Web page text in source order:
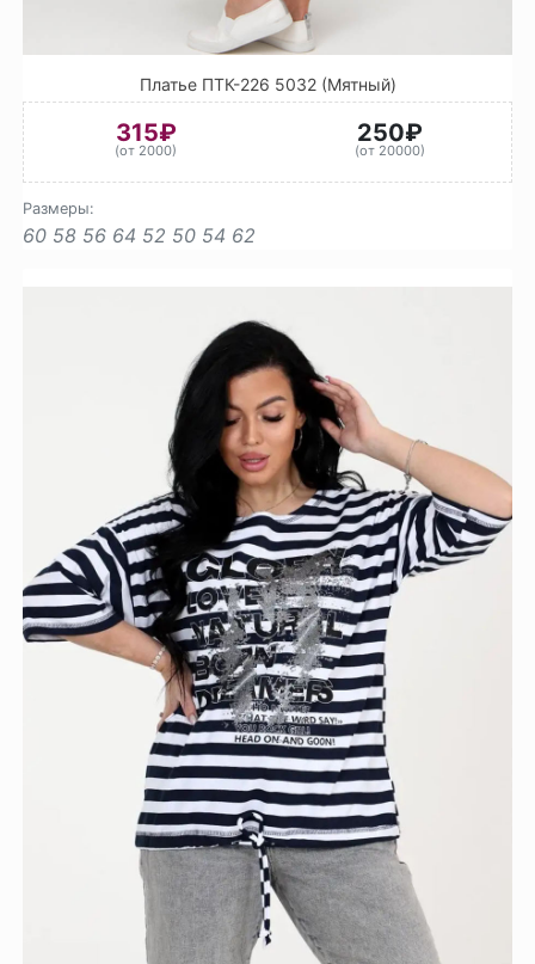
Платье ПТК-226 5032 (Мятный)
315₽
(от 2000)
250₽
(от 20000)
Размеры:
60 58 56 64 52 50 54 62